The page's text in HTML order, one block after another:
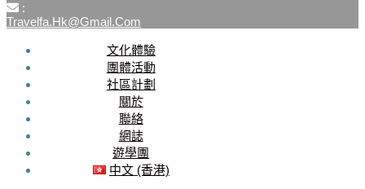
:
Travelfa.hk@gmail.com
文化體驗
團體活動
社區計劃
關於
聯絡
網誌
遊學團
中文 (香港)